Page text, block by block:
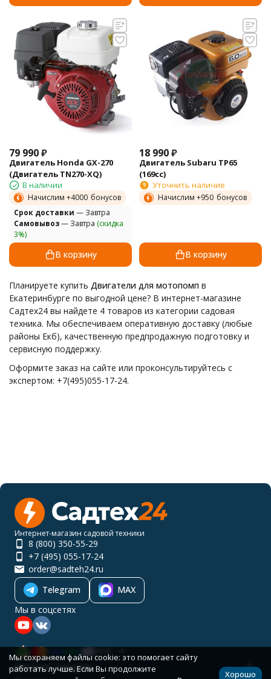
79 990₽
Двигатель Honda GX-270
(Двигатель TN270-XQ)
В наличии
Начислим +4000 бонусов
Cрок доставки — Завтра
Самовывоз— Завтра (скидка
3%)
В корзину
18 990₽
Двигатель Subaru TP65
(169сс)
Уточнить наличие
Начислим +950 бонусов
В корзину
Планируете купить Двигатели для мотопомп в
Екатеринбурге по выгодной цене? В интернет-магазине
Садтех24 вы найдете 4 товаров из категории садовая
техника. Мы обеспечиваем оперативную доставку (любые
районы Екб), качественную предпродажную подготовку и
сервисную поддержку.
Оформите заказ на сайте или проконсультируйтесь с
экспертом: +7(495)055-17-24.
Интернет-магазин садовой техники
8 (800) 350-55-29
+7 (495) 055-17-24
order@sadteh24.ru
Telegram
MAX
Мы в соцсетях
Каталог товаров
Мы сохраняем файлы cookie: это помогает сайту
работать лучше. Если Вы продолжите
Хорошо